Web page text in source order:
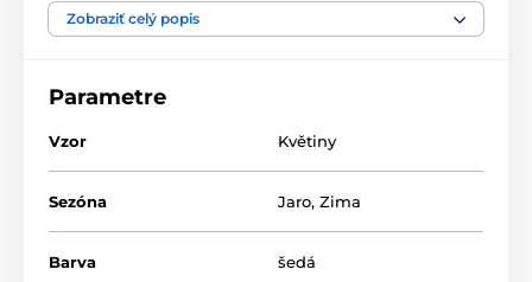
Čepice s květinou
Barva: šedá
Obvod: 56-58 cm
Zobraziť celý popis
Parametre
Vzor Květiny
Sezóna Jaro, Zima
Barva šedá